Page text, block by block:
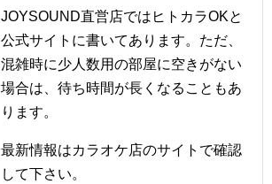
JOYSOUND直営店ではヒトカラOKと
公式サイトに書いてあります。ただ、
混雑時に少人数用の部屋に空きがない
場合は、待ち時間が長くなることもあ
ります。
最新情報はカラオケ店のサイトで確認
して下さい。